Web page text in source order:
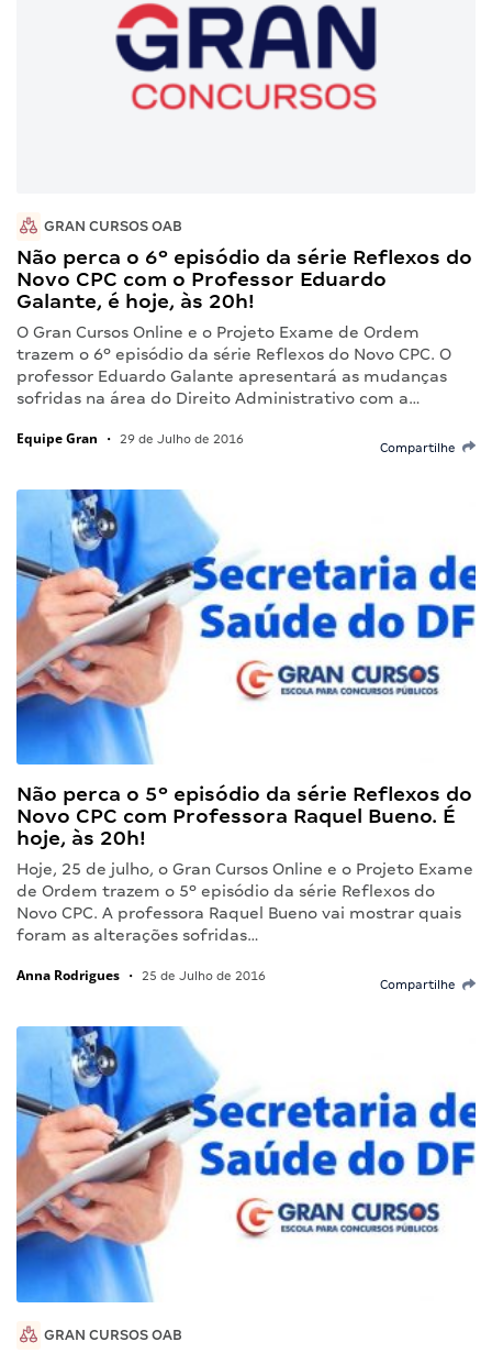
GRAN CURSOS OAB
Não perca o 6º episódio da série Reflexos do
Novo CPC com o Professor Eduardo
Galante, é hoje, às 20h!
O Gran Cursos Online e o Projeto Exame de Ordem
trazem o 6º episódio da série Reflexos do Novo CPC. O
professor Eduardo Galante apresentará as mudanças
sofridas na área do Direito Administrativo com a…
Equipe Gran • 29 de Julho de 2016
Compartilhe
Não perca o 5º episódio da série Reflexos do
Novo CPC com Professora Raquel Bueno. É
hoje, às 20h!
Hoje, 25 de julho, o Gran Cursos Online e o Projeto Exame
de Ordem trazem o 5º episódio da série Reflexos do
Novo CPC. A professora Raquel Bueno vai mostrar quais
foram as alterações sofridas…
Anna Rodrigues • 25 de Julho de 2016
Compartilhe
GRAN CURSOS OAB